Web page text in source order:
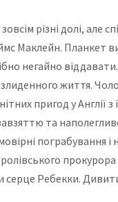
різні долі, але
Маклейн. Планкет
негайно
життя.
пригод у Англії
та
пограбування
серце Ребекки.